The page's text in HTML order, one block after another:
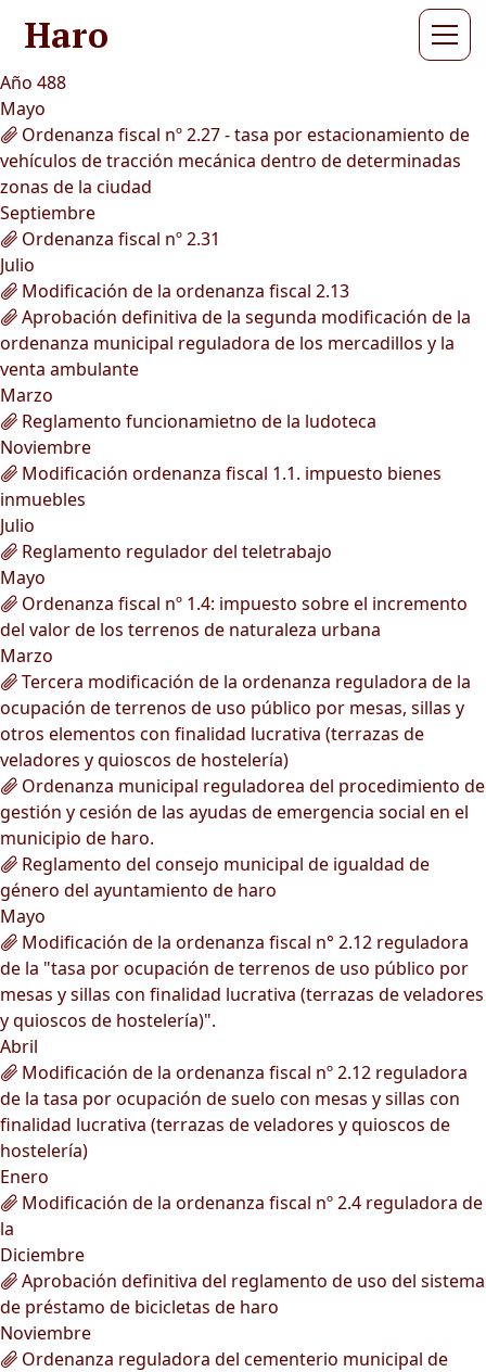
Haro
Año 488
Mayo
Ordenanza fiscal nº 2.27 - tasa por estacionamiento de
vehículos de tracción mecánica dentro de determinadas
zonas de la ciudad
Septiembre
Ordenanza fiscal nº 2.31
Julio
Modificación de la ordenanza fiscal 2.13
Aprobación definitiva de la segunda modificación de la
ordenanza municipal reguladora de los mercadillos y la
venta ambulante
Marzo
Reglamento funcionamietno de la ludoteca
Noviembre
Modificación ordenanza fiscal 1.1. impuesto bienes
inmuebles
Julio
Reglamento regulador del teletrabajo
Mayo
Ordenanza fiscal nº 1.4: impuesto sobre el incremento
del valor de los terrenos de naturaleza urbana
Marzo
Tercera modificación de la ordenanza reguladora de la
ocupación de terrenos de uso público por mesas, sillas y
otros elementos con finalidad lucrativa (terrazas de
veladores y quioscos de hostelería)
Ordenanza municipal reguladorea del procedimiento de
gestión y cesión de las ayudas de emergencia social en el
municipio de haro.
Reglamento del consejo municipal de igualdad de
género del ayuntamiento de haro
Mayo
Modificación de la ordenanza fiscal n° 2.12 reguladora
de la "tasa por ocupación de terrenos de uso público por
mesas y sillas con finalidad lucrativa (terrazas de veladores
y quioscos de hostelería)".
Abril
Modificación de la ordenanza fiscal nº 2.12 reguladora
de la tasa por ocupación de suelo con mesas y sillas con
finalidad lucrativa (terrazas de veladores y quioscos de
hostelería)
Enero
Modificación de la ordenanza fiscal nº 2.4 reguladora de
la
Diciembre
Aprobación definitiva del reglamento de uso del sistema
de préstamo de bicicletas de haro
Noviembre
Ordenanza reguladora del cementerio municipal de